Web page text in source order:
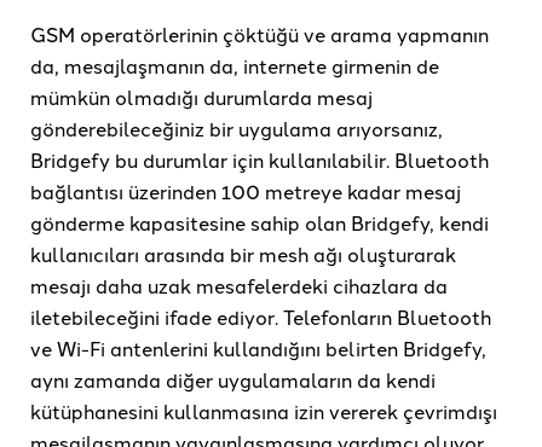
GSM operatörlerinin çöktüğü ve arama yapmanın
da, mesajlaşmanın da, internete girmenin de
mümkün olmadığı durumlarda mesaj
gönderebileceğiniz bir uygulama arıyorsanız,
Bridgefy bu durumlar için kullanılabilir. Bluetooth
bağlantısı üzerinden 100 metreye kadar mesaj
gönderme kapasitesine sahip olan Bridgefy, kendi
kullanıcıları arasında bir mesh ağı oluşturarak
mesajı daha uzak mesafelerdeki cihazlara da
iletebileceğini ifade ediyor. Telefonların Bluetooth
ve Wi-Fi antenlerini kullandığını belirten Bridgefy,
aynı zamanda diğer uygulamaların da kendi
kütüphanesini kullanmasına izin vererek çevrimdışı